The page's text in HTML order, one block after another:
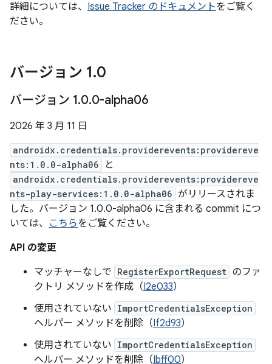
詳細については、 Issue Tracker のドキュメントをご覧く
ださい。
バージョン 1.0
バージョン 1.0.0-alpha06
2026 年 3 月 11 日
androidx.credentials.providerevents:providereve
nts:1.0.0-alpha06
と
androidx.credentials.providerevents:providereve
nts-play-services:1.0.0-alpha06 がリリースされま
した。バージョン 1.0.0-alpha06 に含まれる commit につ
いては、 こちらをご覧ください。
API の変更
マッチャーなしで RegisterExportRequest のファ
クトリ メソッドを作成（I2e033）
使用されていない ImportCredentialsException
ヘルパー メソッドを削除（If2d93）
使用されていない ImportCredentialsException
ヘルパー メソッドを削除（Ibff00）